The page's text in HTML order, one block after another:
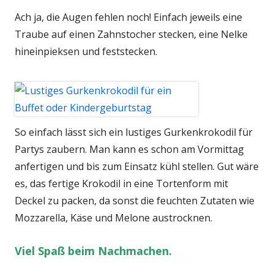
Ach ja, die Augen fehlen noch! Einfach jeweils eine
Traube auf einen Zahnstocher stecken, eine Nelke
hineinpieksen und feststecken.
So einfach lässt sich ein lustiges Gurkenkrokodil für
Partys zaubern. Man kann es schon am Vormittag
anfertigen und bis zum Einsatz kühl stellen. Gut wäre
es, das fertige Krokodil in eine Tortenform mit
Deckel zu packen, da sonst die feuchten Zutaten wie
Mozzarella, Käse und Melone austrocknen.
Viel Spaß beim Nachmachen.